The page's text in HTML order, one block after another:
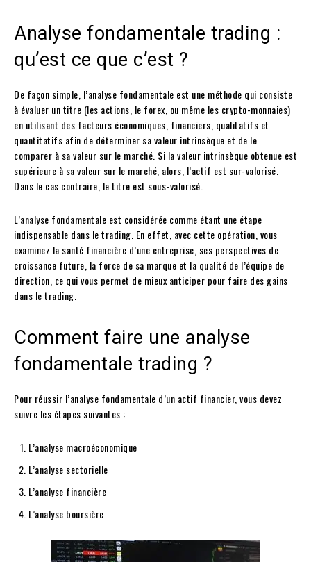
Analyse fondamentale trading :
qu’est ce que c’est ?
De façon simple, l’analyse fondamentale est une méthode qui consiste
à évaluer un titre (les actions, le forex, ou même les crypto-monnaies)
en utilisant des facteurs économiques, financiers, qualitatifs et
quantitatifs afin de déterminer sa valeur intrinsèque et de le
comparer à sa valeur sur le marché. Si la valeur intrinsèque obtenue est
supérieure à sa valeur sur le marché, alors, l’actif est sur-valorisé.
Dans le cas contraire, le titre est sous-valorisé.
L’analyse fondamentale est considérée comme étant une étape
indispensable dans le trading. En effet, avec cette opération, vous
examinez la santé financière d’une entreprise, ses perspectives de
croissance future, la force de sa marque et la qualité de l’équipe de
direction, ce qui vous permet de mieux anticiper pour faire des gains
dans le trading.
Comment faire une analyse
fondamentale trading ?
Pour réussir l’analyse fondamentale d’un actif financier, vous devez
suivre les étapes suivantes :
L’analyse macroéconomique
L’analyse sectorielle
L’analyse financière
L’analyse boursière